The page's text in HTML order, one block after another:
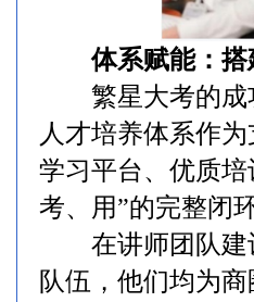
体系赋能：搭
繁星大考的成
人才培养体系作
学习平台、优质
考、用”的完整闭环
在讲师团队建
队伍，他们均为